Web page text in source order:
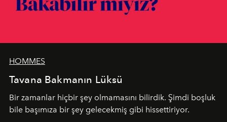
HOMMES
Tavana Bakmanın Lüksü
Bir zamanlar hiçbir şey olmamasını bilirdik. Şimdi boşluk
bile başımıza bir şey gelecekmiş gibi hissettiriyor.